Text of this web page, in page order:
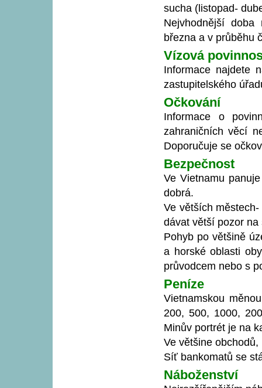
sucha (listopad-
Nejvhodnější
března a v průběhu
Vízová
Informace najdete
zastupitelského
Očkování
Informace o
zahraničních věcí
Doporučuje se
Bezpečnost
Ve Vietnamu
dobrá.
Ve větších
dávat větší pozor
Pohyb po většině
a horské oblasti
průvodcem nebo s
Peníze
Vietnamskou
200, 500, 1000,
Minův portrét je na
Ve většine
Síť bankomatů se
Náboženství